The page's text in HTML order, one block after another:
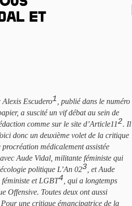
ET
Alexis Escudero1 , publié dans le numéro
a suscité un vif débat au sein de
comme sur le site d’Article112. Il
donc un deuxième volet de la critique
procréation médicalement assistée
Aude Vidal, militante féministe qui
politique L’An 023 , et Aude
et LGBT4 , qui a longtemps
Offensive. Toutes deux ont aussi
Pour une critique émancipatrice de la